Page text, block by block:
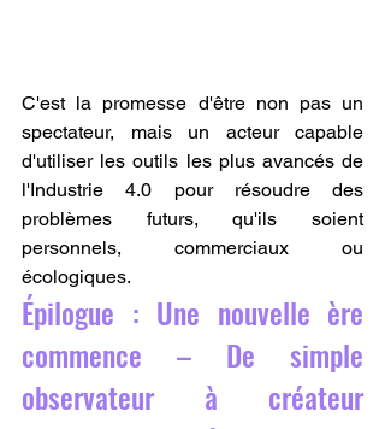
C'est la promesse d'être non pas un
spectateur, mais un acteur capable
d'utiliser les outils les plus avancés de
l'Industrie 4.0 pour résoudre des
problèmes futurs, qu'ils soient
personnels, commerciaux ou
écologiques.
Épilogue : Une nouvelle ère
commence – De simple
observateur à créateur